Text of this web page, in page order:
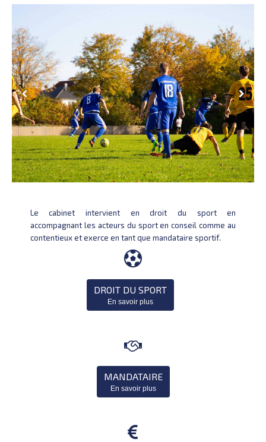
Le cabinet intervient en droit du sport en
accompagnant les acteurs du sport en conseil comme au
contentieux etexerce en tant que mandataire sportif.

DROIT DU SPORT
En savoir plus

MANDATAIRE
En savoir plus
